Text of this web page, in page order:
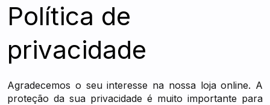
Política de
privacidade
Agradecemos o seu interesse na nossa loja online. A
proteção da sua privacidade é muito importante para